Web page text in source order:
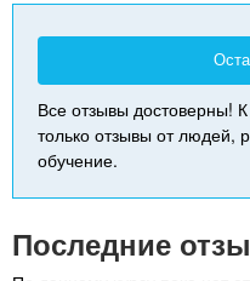
Все отзывы достоверны!
только отзывы от людей,
обучение.
Последние